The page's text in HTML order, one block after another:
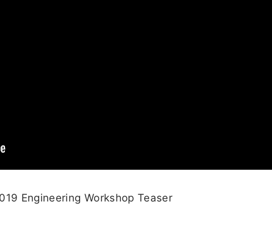
Engineering Workshop Teaser